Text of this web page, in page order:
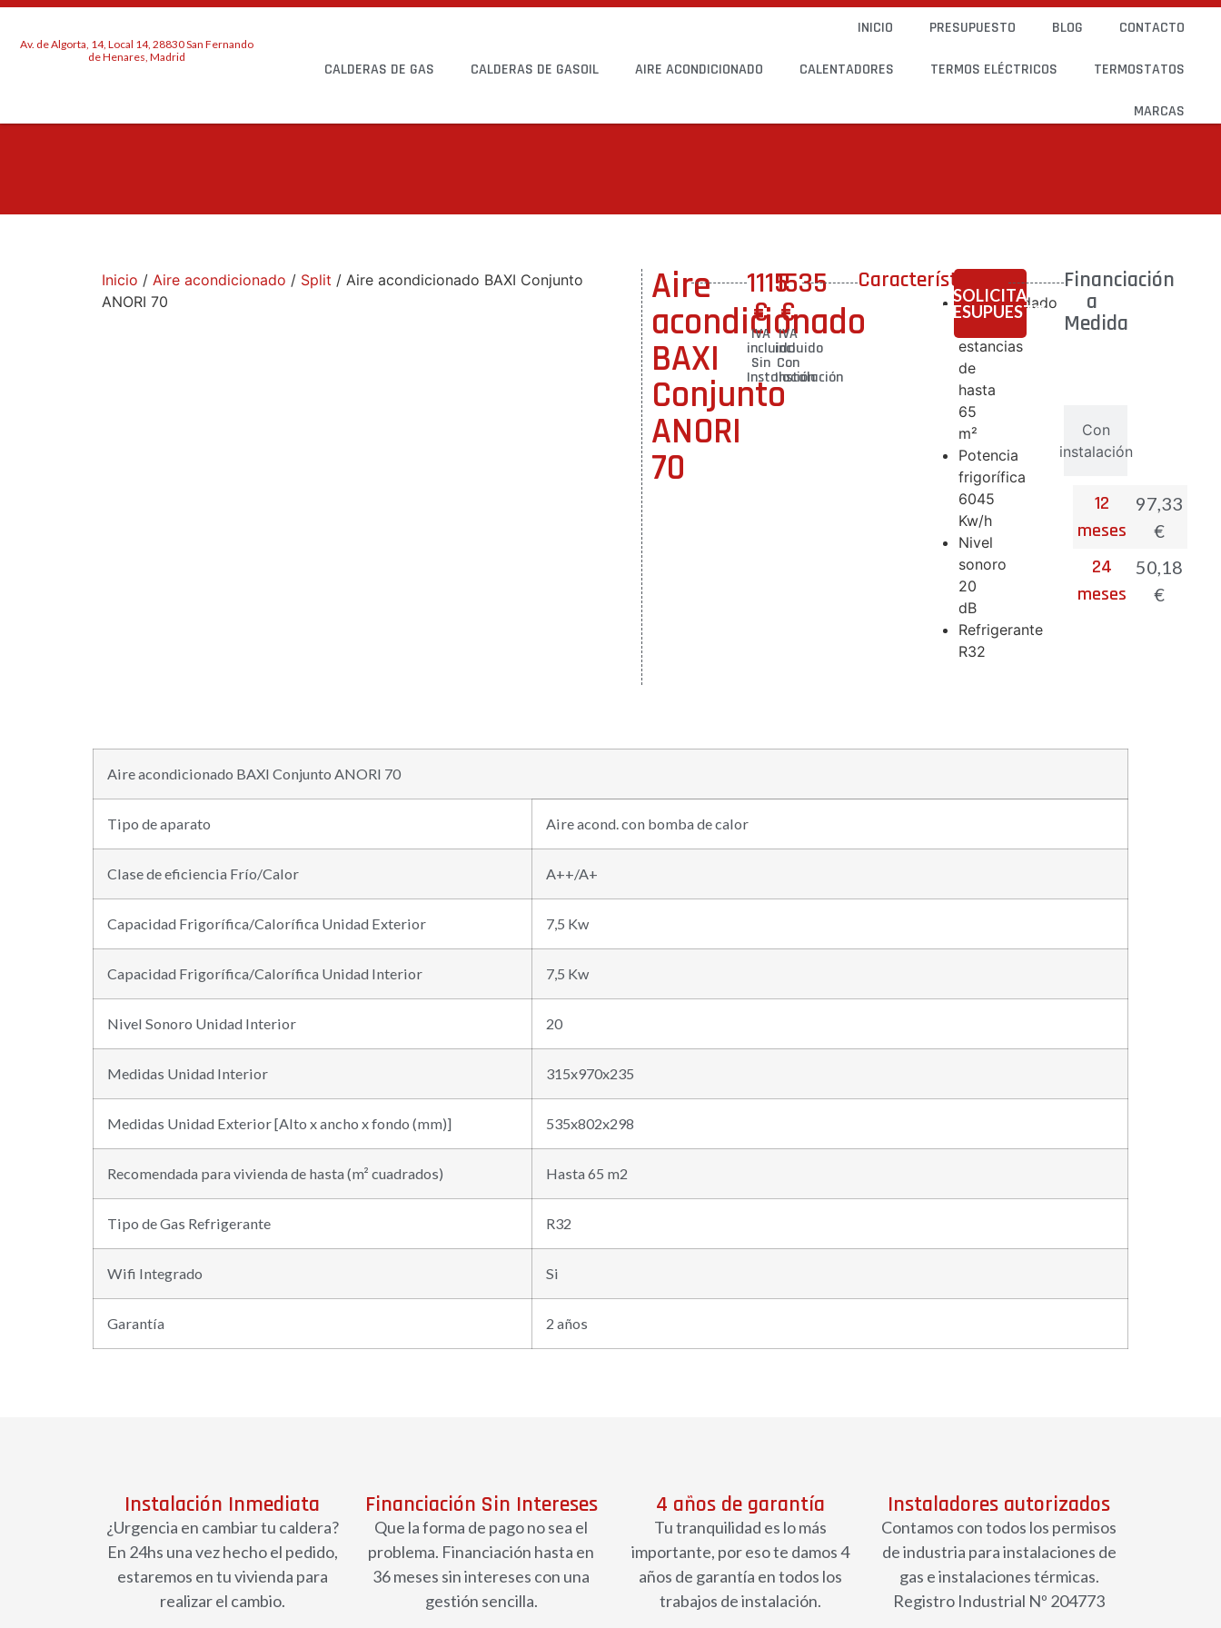
Av. de Algorta, 14, Local 14, 28830 San Fernando
de Henares, Madrid
INICIO PRESUPUESTO BLOG CONTACTO
CALDERAS DE GAS CALDERAS DE GASOIL AIRE ACONDICIONADO CALENTADORES TERMOS ELÉCTRICOS TERMOSTATOS
MARCAS
Inicio / Aire acondicionado / Split / Aire acondicionado BAXI Conjunto
ANORI 70
Aire
acondicionado
BAXI
Conjunto
ANORI
70
1115
€
IVA
incluido
Sin
Instalación
1535
€
IVA
incluido
Con
Instalación
Características
Recomendado
estancias
de
hasta
65
m²
Potencia
frigorífica
6045
Kw/h
Nivel
sonoro
20
dB
Refrigerante
R32
SOLICITA
PRESUPUESTO
Financiación
a
Medida
Con
instalación
12
meses
97,33
€
24
meses
50,18
€
Aire acondicionado BAXI Conjunto ANORI 70
Tipo de aparato Aire acond. con bomba de calor
Clase de eficiencia Frío/Calor A++/A+
Capacidad Frigorífica/Calorífica Unidad Exterior 7,5 Kw
Capacidad Frigorífica/Calorífica Unidad Interior 7,5 Kw
Nivel Sonoro Unidad Interior 20
Medidas Unidad Interior 315x970x235
Medidas Unidad Exterior [Alto x ancho x fondo (mm)] 535x802x298
Recomendada para vivienda de hasta (m² cuadrados) Hasta 65 m2
Tipo de Gas Refrigerante R32
Wifi Integrado Si
Garantía 2 años
Instalación Inmediata
¿Urgencia en cambiar tu caldera?
En 24hs una vez hecho el pedido,
estaremos en tu vivienda para
realizar el cambio.
Financiación Sin Intereses
Que la forma de pago no sea el
problema. Financiación hasta en
36 meses sin intereses con una
gestión sencilla.
4 años de garantía
Tu tranquilidad es lo más
importante, por eso te damos 4
años de garantía en todos los
trabajos de instalación.
Instaladores autorizados
Contamos con todos los permisos
de industria para instalaciones de
gas e instalaciones térmicas.
Registro Industrial Nº 204773